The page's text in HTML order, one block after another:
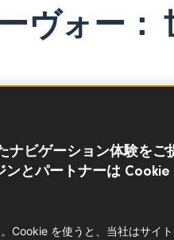
ヴォー：
インではなく、
毎年11月に世界
・ヌーヴォー」
ナビゲーション体験をご
ンとパートナーは Cookie
Cookie を使うと、当社はサイ